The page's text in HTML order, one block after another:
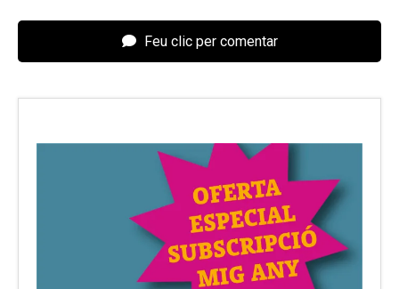
Feu clic per comentar